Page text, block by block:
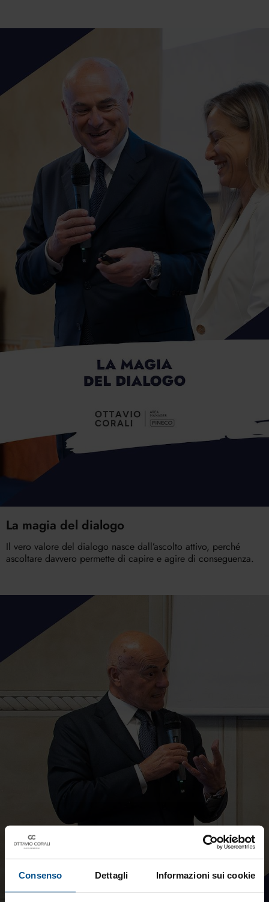
Consenso Dettagli Informazioni sui cookie
La magia del dialogo
Il vero valore del dialogo nasce dall’ascolto attivo, perché
ascoltare davvero permette di capire e agire di conseguenza.